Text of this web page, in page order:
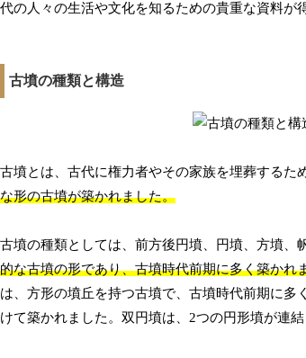
代の人々の生活や文化を知るための貴重な資料が
古墳の種類と構造
古墳とは、古代に権力者やその家族を埋葬するた
な形の古墳が築かれました。
古墳の種類としては、前方後円墳、円墳、方墳、
的な古墳の形であり、古墳時代前期に多く築かれ
は、方形の墳丘を持つ古墳で、古墳時代前期に
けて築かれました。双円墳は、2つの円形墳が連